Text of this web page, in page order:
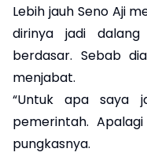
Lebih jauh Seno Aji
dirinya jadi
berdasar. Sebab
menjabat.
“Untuk apa saya
pemerintah.
pungkasnya.